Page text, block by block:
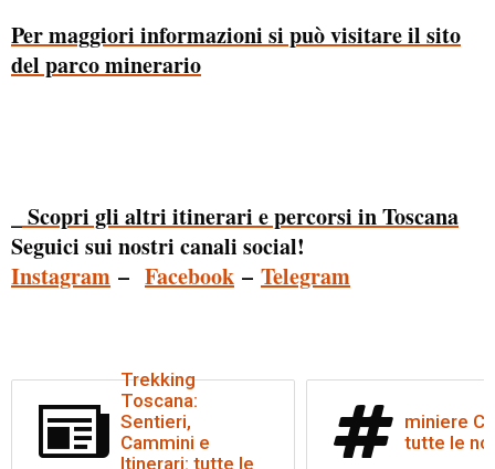
Per maggiori informazioni si può visitare il sito
del parco minerario
_ Scopri gli altri itinerari e percorsi in Toscana
Seguici sui nostri canali social!
Instagram – Facebook – Telegram
Trekking
Toscana:
Sentieri,
Cammini e
Itinerari: tutte le
miniere
tutte le